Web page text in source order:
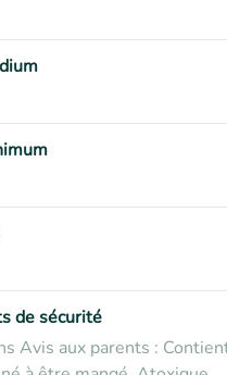
de sécurité
Avis aux parents :